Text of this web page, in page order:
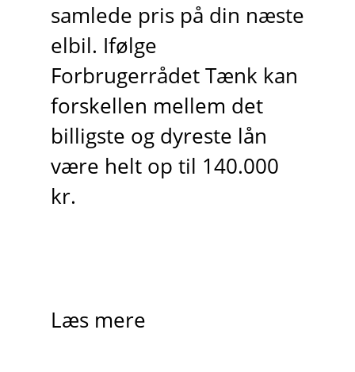
samlede pris på din næste
elbil. Ifølge
Forbrugerrådet Tænk kan
forskellen mellem det
billigste og dyreste lån
være helt op til 140.000
kr.
Læs mere